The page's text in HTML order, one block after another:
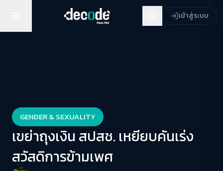
เข้าสู่ระบบ
GENDER & SEXUALITY
เขย่าถุงเงิน สปสช. เหยียบคันเร่ง
สวัสดิการข้ามเพศ